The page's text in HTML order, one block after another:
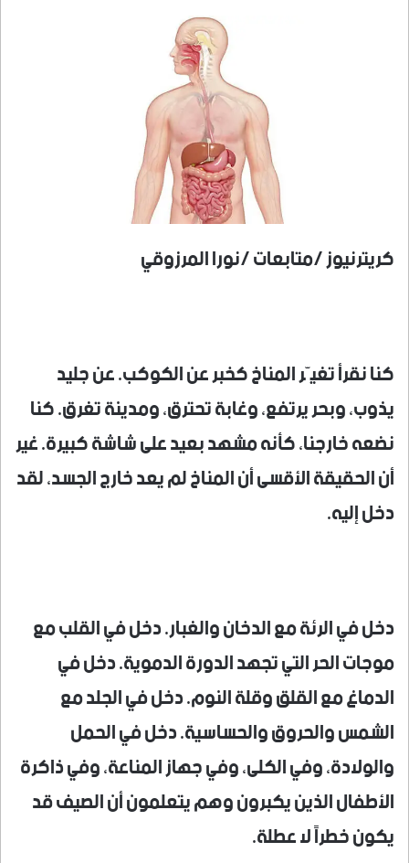
كريترنيوز /متابعات /نورا المرزوقي
كنا نقرأ تغيّر المناخ كخبر عن الكوكب. عن جليد
يذوب، وبحر يرتفع، وغابة تحترق، ومدينة تغرق. كنا
نضعه خارجنا، كأنه مشهد بعيد على شاشة كبيرة. غير
أن الحقيقة الأقسى أن المناخ لم يعد خارج الجسد، لقد
دخل إليه.
دخل في الرئة مع الدخان والغبار. دخل في القلب مع
موجات الحر التي تجهد الدورة الدموية. دخل في
الدماغ مع القلق وقلة النوم. دخل في الجلد مع
الشمس والحروق والحساسية. دخل في الحمل
والولادة، وفي الكلى، وفي جهاز المناعة، وفي ذاكرة
الأطفال الذين يكبرون وهم يتعلمون أن الصيف قد
يكون خطراً لا عطلة.